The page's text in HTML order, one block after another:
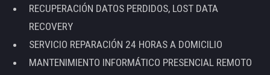
RECUPERACIÓN DATOS PERDIDOS, LOST DATA
RECOVERY
SERVICIO REPARACIÓN 24 HORAS A DOMICILIO
MANTENIMIENTO INFORMÁTICO PRESENCIAL REMOTO